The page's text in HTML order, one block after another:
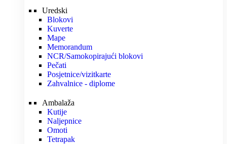
Uredski
Blokovi
Kuverte
Mape
Memorandum
NCR/Samokopirajući blokovi
Pečati
Posjetnice/vizitkarte
Zahvalnice - diplome
Ambalaža
Kutije
Naljepnice
Omoti
Tetrapak